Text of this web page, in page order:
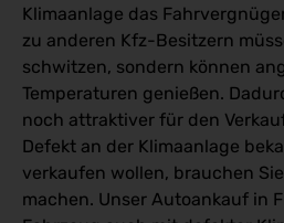
Klimaanlage das
zu anderen Kfz-Besitzern
schwitzen, sondern können
Temperaturen genießen.
noch attraktiver für den
Defekt an der Klimaanlage
verkaufen wollen, brauchen
machen. Unser Autoankauf in